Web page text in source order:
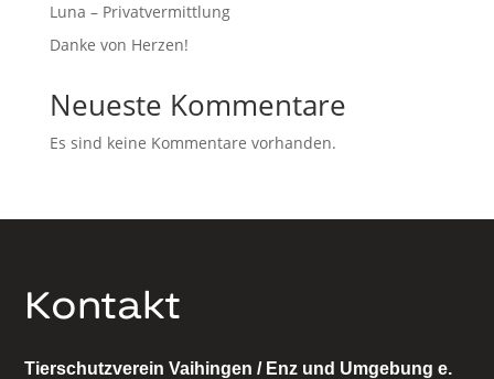
Luna – Privatvermittlung
Danke von Herzen!
Neueste Kommentare
Es sind keine Kommentare vorhanden.
Kontakt
Tierschutzverein Vaihingen / Enz und Umgebung e.